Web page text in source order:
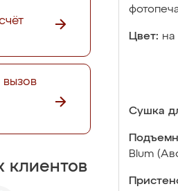
вызов
клиентов
Цвет: на
Сушка
Blum